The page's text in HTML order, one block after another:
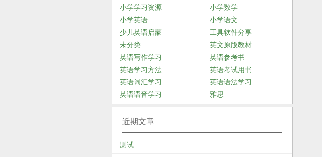
小学学习资源
小学数学
小学英语
小学语文
少儿英语启蒙
工具软件分享
未分类
英文原版教材
英语写作学习
英语参考书
英语学习方法
英语考试用书
英语词汇学习
英语语法学习
英语语音学习
雅思
近期文章
测试